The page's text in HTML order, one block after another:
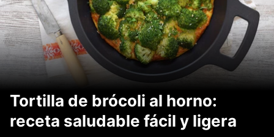
Tortilla de brócoli al horno:
receta saludable fácil y ligera